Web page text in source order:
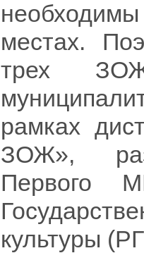
местах.
трех
рамках
ЗОЖ»,
Первого
культуры